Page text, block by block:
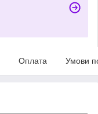
Оплата Умови